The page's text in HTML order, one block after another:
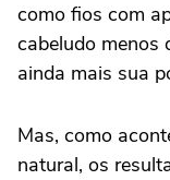
como fios com
cabeludo menos
ainda mais sua
Mas, como
natural, os